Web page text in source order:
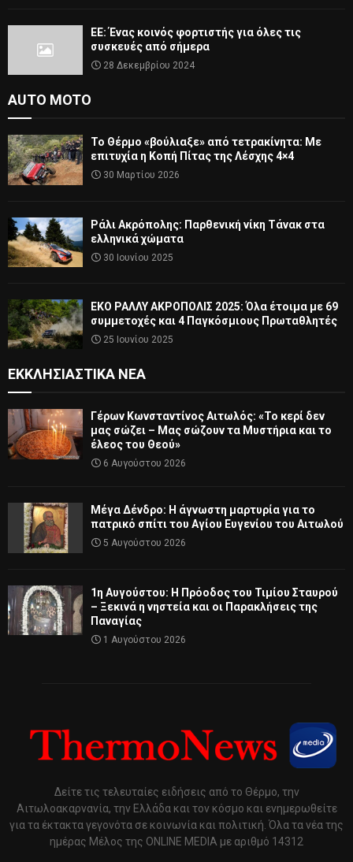
ΕΕ: Ένας κοινός φορτιστής για όλες τις
συσκευές από σήμερα
28 Δεκεμβρίου 2024
AUTO MOTO
Το Θέρμο «βούλιαξε» από τετρακίνητα: Με
επιτυχία η Κοπή Πίτας της Λέσχης 4×4
30 Μαρτίου 2026
Ράλι Ακρόπολης: Παρθενική νίκη Τάνακ στα
ελληνικά χώματα
30 Ιουνίου 2025
ΕΚΟ ΡΑΛΛΥ ΑΚΡΟΠΟΛΙΣ 2025: Όλα έτοιμα με 69
συμμετοχές και 4 Παγκόσμιους Πρωταθλητές
25 Ιουνίου 2025
ΕΚΚΛΗΣΙΑΣΤΙΚΆ ΝΈΑ
Γέρων Κωνσταντίνος Αιτωλός: «Το κερί δεν
μας σώζει – Μας σώζουν τα Μυστήρια και το
έλεος του Θεού»
6 Αυγούστου 2026
Μέγα Δένδρο: Η άγνωστη μαρτυρία για το
πατρικό σπίτι του Αγίου Ευγενίου του Αιτωλού
5 Αυγούστου 2026
1η Αυγούστου: Η Πρόοδος του Τιμίου Σταυρού
– Ξεκινά η νηστεία και οι Παρακλήσεις της
Παναγίας
1 Αυγούστου 2026
Δείτε τις τελευταίες ειδήσεις από το Θέρμο, την
Αιτωλοακαρνανία, την Ελλάδα και τον κόσμο και ενημερωθείτε
για τα έκτακτα γεγονότα σε κοινωνία και πολιτική. Όλα τα νέα της
ημέρας Μέλος της ONLINE MEDIA με αριθμό 14312